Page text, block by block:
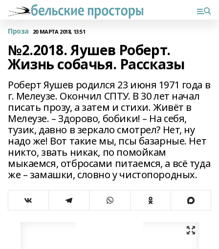
Проза 20 МАРТА 2018, 13:51
№2.2018. Яушев Роберт.
Жизнь собачья. Рассказы
Роберт Яушев родился 23 июня 1971 года в
г. Мелеузе. Окончил СПТУ. В 30 лет начал
писать прозу, а затем и стихи. Живёт в
Мелеузе. – Здорово, бобики! – На себя,
тузик, давно в зеркало смотрел? Нет, ну
надо же! Вот такие мы, псы базарные. Нет
никто, звать никак, по помойкам
мыкаемся, отбросами питаемся, а всё туда
же – замашки, словно у чистопородных.